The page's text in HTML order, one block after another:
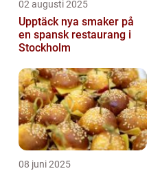
02 augusti 2025
Upptäck nya smaker på
en spansk restaurang i
Stockholm
08 juni 2025